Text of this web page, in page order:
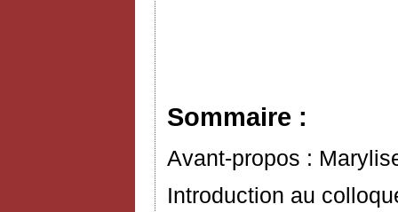
Sommaire :
Avant-propos :
Introduction au